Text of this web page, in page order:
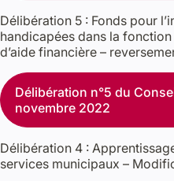
Délibération 5 : Fonds pour
handicapées dans la
d’aide financière –
Délibération n°5 du
novembre 2022
Délibération 4 :
services municipaux –